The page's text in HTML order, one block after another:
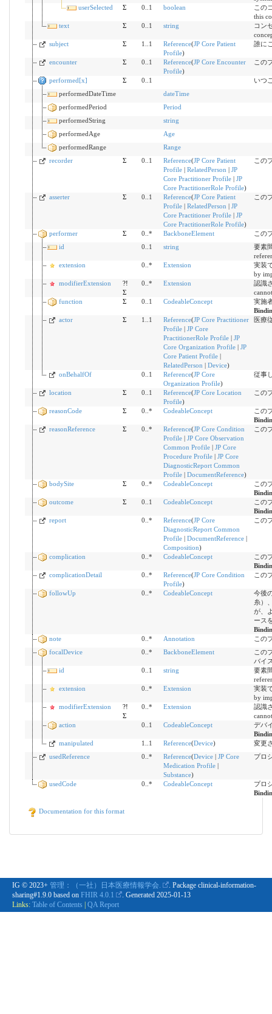
userSelected
Σ 0..1 boolean
この
this
text
Σ 0..1 string
コン
subject
Σ 1..1 Reference(JP Core Patient
Profile)
誰に
encounter Σ 0..1 Reference(JP Core Encounter
Profile)
この
performed[x] Σ 0..1
いつ
performedDateTime
dateTime
performedPeriod
Period
performedString
string
performedAge
Age
performedRange
Range
recorder
Σ 0..1 Reference(JP Core Patient
Profile| RelatedPerson
JP
Core Practitioner Profile| JP
Core PractitionerRole Profile)
この
asserter Σ 0..1 Reference(JP Core Patient
Profile| RelatedPerson
JP
Core Practitioner Profile| JP
Core PractitionerRole Profile)
この
performer Σ 0..* BackboneElement
この
id
0..1 string
要素
extension
0..* Extension
実装
by
modifierExtension
?!
Σ
0..* Extension
認識
function
Σ 0..1 CodeableConcept
実施
actor
Σ 1..1 Reference(JP Core Practitioner
Profile| JP Core
PractitionerRole Profile| JP
Core Organization Profile| JP
Core Patient Profile|
RelatedPerson
Device)
医療
onBehalfOf 0..1 Reference(JP Core
Organization Profile)
従事
location Σ 0..1 Reference(JP Core Location
Profile)
この
reasonCode Σ 0..* CodeableConcept
この
reasonReference
Σ 0..* Reference(JP Core Condition
Profile| JP Core Observation
Common Profile| JP Core
Procedure Profile| JP Core
DiagnosticReport Common
Profile| DocumentReference)
この
bodySite Σ 0..* CodeableConcept
この
outcome
Σ 0..1 CodeableConcept
この
report
0..* Reference(JP Core
DiagnosticReport Common
Profile| DocumentReference|
Composition)
この
complication 0..* CodeableConcept
この
complicationDetail
0..* Reference(JP Core Condition
Profile)
この
followUp 0..* CodeableConcept
今後
糸）
が、
ース
note
0..* Annotation
この
focalDevice
0..* BackboneElement
この
バイ
id
0..1 string
要素
extension
0..* Extension
実装
by
modifierExtension
?!
Σ
0..* Extension
認識
action
0..1 CodeableConcept
デバ
manipulated
1..1 Reference(Device)
変更
usedReference
0..* Reference(Device| JP Core
Medication Profile|
Substance)
プロ
usedCode 0..* CodeableConcept
プロ
Documentation for this format
IG © 2023+ 管理：（一社）日本医療情報学会.
. Package clinical-information-
sharing#1.9.0 based on FHIR 4.0.1 . Generated 2025-01-13
Links: Table of Contents | QA Report